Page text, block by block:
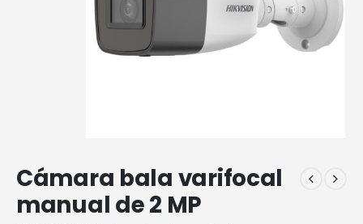
Cámara bala varifocal
manual de 2 MP